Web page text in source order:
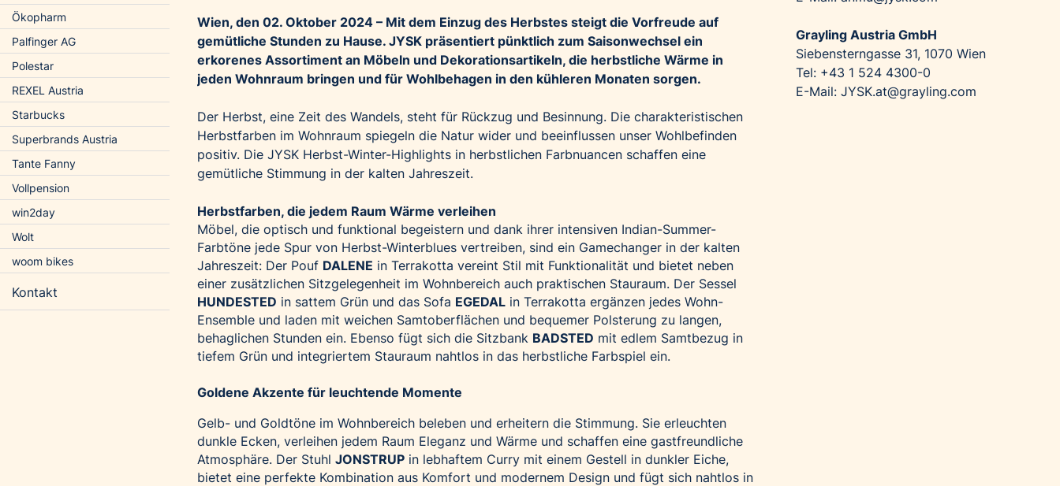
Ökopharm
Palfinger AG
Polestar
REXEL Austria
Starbucks
Superbrands Austria
Tante Fanny
Vollpension
win2day
Wolt
woom bikes
Kontakt
Wien, den 02. Oktober 2024 – Mit dem Einzug des Herbstes steigt die Vorfreude auf
gemütliche Stunden zu Hause. JYSK präsentiert pünktlich zum Saisonwechsel ein
erkorenes Assortiment an Möbeln und Dekorationsartikeln, die herbstliche Wärme in
jeden Wohnraum bringen und für Wohlbehagen in den kühleren Monaten sorgen.
Der Herbst, eine Zeit des Wandels, steht für Rückzug und Besinnung. Die charakteristischen
Herbstfarben im Wohnraum spiegeln die Natur wider und beeinflussen unser Wohlbefinden
positiv. Die JYSK Herbst-Winter-Highlights in herbstlichen Farbnuancen schaffen eine
gemütliche Stimmung in der kalten Jahreszeit.
Herbstfarben, die jedem Raum Wärme verleihen
Möbel, die optisch und funktional begeistern und dank ihrer intensiven Indian-Summer-
Farbtöne jede Spur von Herbst-Winterblues vertreiben, sind ein Gamechanger in der kalten
Jahreszeit: Der Pouf DALENE in Terrakotta vereint Stil mit Funktionalität und bietet neben
einer zusätzlichen Sitzgelegenheit im Wohnbereich auch praktischen Stauraum. Der Sessel
HUNDESTED in sattem Grün und das Sofa EGEDAL in Terrakotta ergänzen jedes Wohn-
Ensemble und laden mit weichen Samtoberflächen und bequemer Polsterung zu langen,
behaglichen Stunden ein. Ebenso fügt sich die Sitzbank BADSTED mit edlem Samtbezug in
tiefem Grün und integriertem Stauraum nahtlos in das herbstliche Farbspiel ein.
Goldene Akzente für leuchtende Momente
Gelb- und Goldtöne im Wohnbereich beleben und erheitern die Stimmung. Sie erleuchten
dunkle Ecken, verleihen jedem Raum Eleganz und Wärme und schaffen eine gastfreundliche
Atmosphäre. Der Stuhl JONSTRUP in lebhaftem Curry mit einem Gestell in dunkler Eiche,
bietet eine perfekte Kombination aus Komfort und modernem Design und fügt sich nahtlos in
Grayling Austria GmbH
Siebensterngasse 31, 1070 Wien
Tel: +43 1 524 4300-0
E-Mail: JYSK.at@grayling.com